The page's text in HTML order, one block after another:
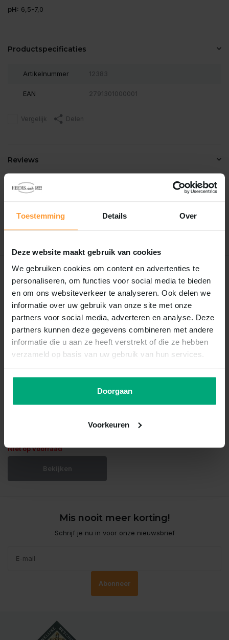
Toestemming Details Over
Deze website maakt gebruik van cookies
We gebruiken cookies om content en advertenties te
personaliseren, om functies voor social media te bieden
en om ons websiteverkeer te analyseren. Ook delen we
informatie over uw gebruik van onze site met onze
partners voor social media, adverteren en analyse. Deze
partners kunnen deze gegevens combineren met andere
informatie die u aan ze heeft verstrekt of die ze hebben
verzameld op basis van uw gebruik van hun services.
Doorgaan
Voorkeuren
pH: 6,5-7,0
Productspecificaties
Artikelnummer 12383
EAN 2791301000001
Vergelijk Delen
Reviews
Schrijf je eigen review
Recent bekeken
reticulatus
Niet op voorraad
Bekijken
Mis nooit meer korting!
Schrijf je nu in voor onze nieuwsbrief
Abonneer